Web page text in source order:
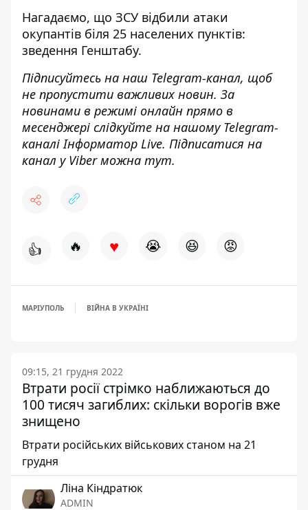
Нагадаємо, що ЗСУ відбили атаки
окупантів біля 25 населених пунктів:
зведення Генштабу.
Підписуйтесь на наш Telegram-канал, щоб
не пропустити важливих новин. За
новинами в режимі онлайн прямо в
месенджері слідкуйте на нашому Telegram-
каналіІнформатор Live. Підписатися на
канал у Viber можна тут.
👍 🔥 ♥ 😭 😆 😡
МАРІУПОЛЬ ВІЙНА В УКРАЇНІ
09:15, 21 грудня 2022
Втрати росії стрімко наближаються до
100 тисяч загиблих: скільки ворогів вже
знищено
Втрати російських військових станом на 21
грудня
Ліна Кіндратюк
ADMIN